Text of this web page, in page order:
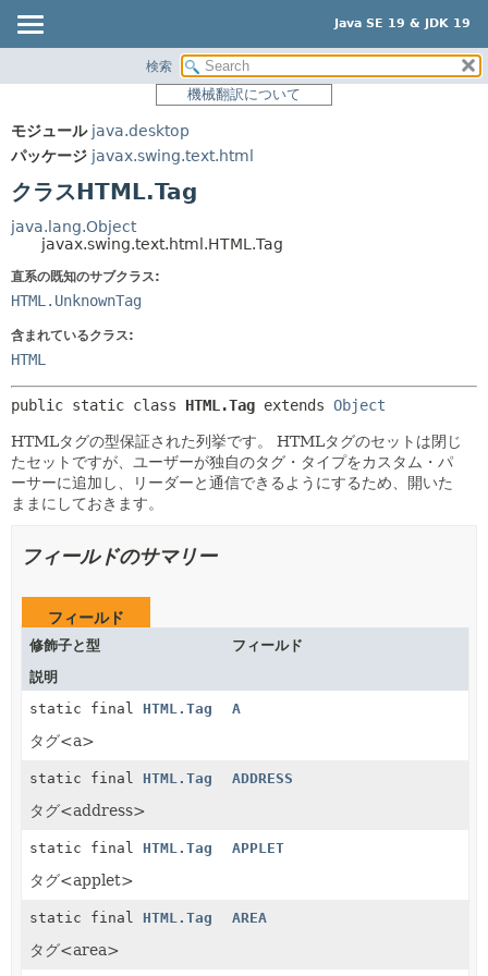
Java SE 19 & JDK 19
パッケージ
使用
ツリー
プレビュー
新規
非推奨
ヘルプ
サマリー:
ネスト済
詳細:
検索
機械翻訳について
モジュール java.desktop
パッケージ javax.swing.text.html
クラスHTML.Tag
java.lang.Object
javax.swing.text.html.HTML.Tag
直系の既知のサブクラス:
HTML.UnknownTag
含まれているクラス:
HTML
public static class HTML.Tag extends Object
HTMLタグの型保証された列挙です。
HTMLタグのセットは閉じ
たセットですが、ユーザーが独自のタグ・タイプをカスタム・パ
ーサーに追加し、リーダーと通信できるようにするため、開いた
ままにしておきます。
フィールドのサマリー
フィールド
修飾子と型
フィールド
説明
static final HTML.Tag A
タグ<a>
static final HTML.Tag ADDRESS
タグ<address>
static final HTML.Tag APPLET
タグ<applet>
static final HTML.Tag AREA
タグ<area>